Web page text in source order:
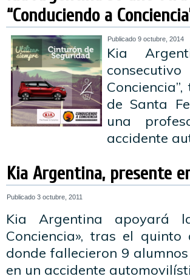
“Conduciendo a
Publicado 9 octubre, 2014
Kia
de Santa
una
accidente
Kia Argentina, presente
Publicado 3 octubre, 2011
Kia Argentina apoyará
Conciencia», tras el
donde fallecieron 9
en un accidente